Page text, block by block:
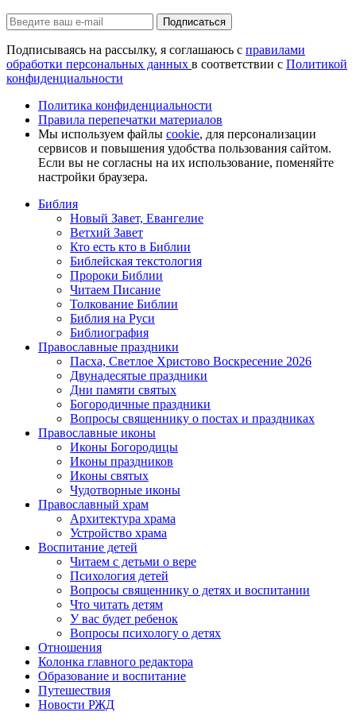
Подписаться
Подписываясь на рассылку, я соглашаюсь с правилами
обработки персональных данных в соответствии с Политикой
конфиденциальности
Политика конфиденциальности
Правила перепечатки материалов
Мы используем файлы cookie, для персонализации
сервисов и повышения удобства пользования сайтом.
Если вы не согласны на их использование, поменяйте
настройки браузера.
Библия
Новый Завет, Евангелие
Ветхий Завет
Кто есть кто в Библии
Библейская текстология
Пророки Библии
Читаем Писание
Толкование Библии
Библия на Руси
Библиография
Православные праздники
Пасха, Светлое Христово Воскресение 2026
Двунадесятые праздники
Дни памяти святых
Богородичные праздники
Вопросы священнику о постах и праздниках
Православные иконы
Иконы Богородицы
Иконы праздников
Иконы святых
Чудотворные иконы
Православный храм
Архитектура храма
Устройство храма
Воспитание детей
Читаем с детьми о вере
Психология детей
Вопросы священнику о детях и воспитании
Что читать детям
У вас будет ребенок
Вопросы психологу о детях
Отношения
Колонка главного редактора
Образование и воспитание
Путешествия
Новости РЖД